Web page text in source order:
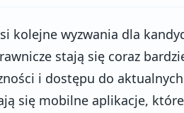
kolejne wyzwania dla
stają się coraz
i dostępu do
się mobilne aplikacje,